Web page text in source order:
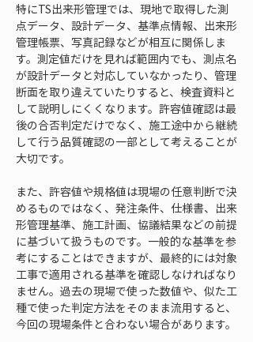
特にTS出来形管理では、現地で取得した測
点データ、設計データ、基準点情報、出来形
管理帳票、写真記録などが相互に関係しま
す。測定値だけを見れば範囲内でも、測点名
が設計データと対応していなかったり、管理
断面を取り違えていたりすると、検査資料と
して説明しにくくなります。許容値確認は最
後の合否判定だけでなく、施工途中から継続
して行う品質確認の一部として考えることが
大切です。
また、許容値や規格値は現場の任意判断で決
めるものではなく、発注条件、仕様書、出来
形管理基準、施工計画、協議結果などの前提
に基づいて扱うものです。一般的な基準を参
考にすることはできますが、最終的には対象
工事で適用される基準を確認しなければなり
ません。過去の現場で使った数値や、似た工
種で使った判定方法をそのまま流用すると、
今回の現場条件と合わない場合があります。